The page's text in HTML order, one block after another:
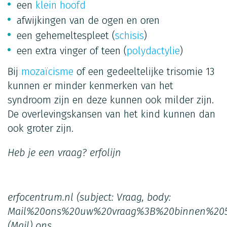
een klein hoofd
afwijkingen van de ogen en oren
een gehemeltespleet (schisis)
een extra vinger of teen (polydactylie)
Bij mozaïcisme of een gedeeltelijke trisomie 13
kunnen er minder kenmerken van het
syndroom zijn en deze kunnen ook milder zijn.
De overlevingskansen van het kind kunnen dan
ook groter zijn.
Heb je een vraag? erfolijn
erfocentrum.nl (subject: Vraag, body: